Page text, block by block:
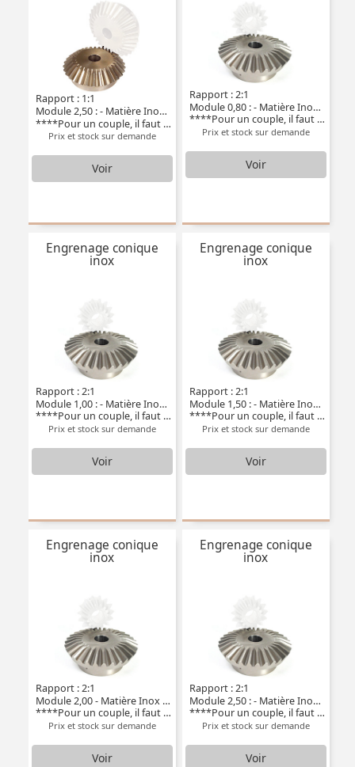
Rapport : 1:1
Module 2,50 : - Matière Inox 304L
****Pour un couple, il faut deux pièces****
Prix et stock sur demande
Voir
Rapport : 2:1
Module 0,80 : - Matière Inox 304L
****Pour un couple, il faut deux pièces****
Prix et stock sur demande
Voir
Engrenage conique
inox
Rapport : 2:1
Module 1,00 : - Matière Inox 304L
****Pour un couple, il faut deux pièces****
Prix et stock sur demande
Voir
Engrenage conique
inox
Rapport : 2:1
Module 1,50 : - Matière Inox 304L
****Pour un couple, il faut deux pièces****
Prix et stock sur demande
Voir
Engrenage conique
inox
Rapport : 2:1
Module 2,00 - Matière Inox 304L
****Pour un couple, il faut deux pièces****
Prix et stock sur demande
Voir
Engrenage conique
inox
Rapport : 2:1
Module 2,50 : - Matière Inox 304L
****Pour un couple, il faut deux pièces***
Prix et stock sur demande
Voir